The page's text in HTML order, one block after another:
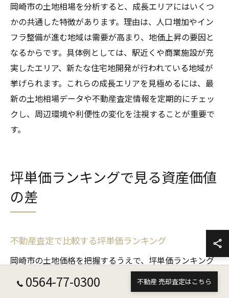
岡崎市の土地相場を分析すると、成長エリアにはいくつ
かの共通した特徴があります。理由は、人口増加やイン
フラ整備が進む地域は需要が高まり、地価上昇の要因と
なるからです。具体例としては、駅近くや商業施設が充
実したエリア、新たな住宅地開発が行われている地域が
挙げられます。これらの成長エリアを見極めるには、最
新の土地相場データや不動産査定情報を定期的にチェッ
クし、周辺環境や利便性の変化を注視することが重要で
す。
坪単価ランキングで見る資産価値
の差
不動産査定で比較する坪単価ランキング
岡崎市の土地価格を把握するうえで、坪単価ランキング
は重要な指標です。なぜなら、坪単価は同じ面積でも立
地や周辺環境によって大きく異なり、不動産査定時の比
0564-77-0300 不動産 売却査定はこちら